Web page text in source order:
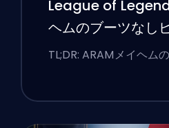
League of
ヘムのブーツなし
TL;DR: ARAMメイヘム